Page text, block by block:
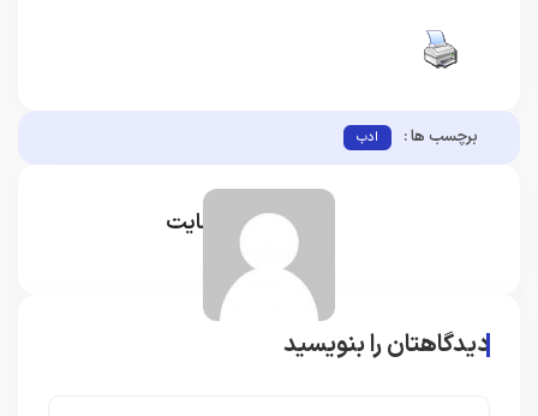
برچسب ها : ادب
مدیر سایت
دیدگاهتان را بنویسید